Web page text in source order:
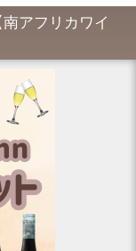
アフリカワイ